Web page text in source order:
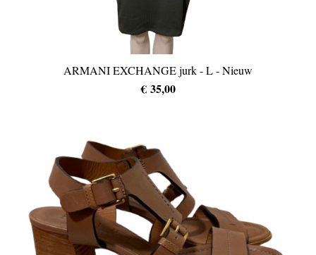
ARMANI EXCHANGE jurk - L - Nieuw
€ 35,00